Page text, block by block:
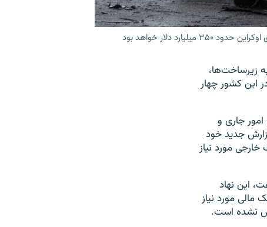
دلار خواهد بود
زیرساخت‌ها،
این کشور چهار
جاری و
جدید خود
مورد نیاز
این نهاد
مورد نیاز
نشده است.